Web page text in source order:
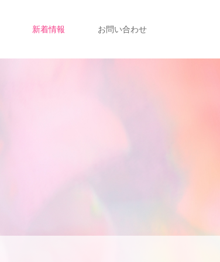
新着情報 お問い合わせ